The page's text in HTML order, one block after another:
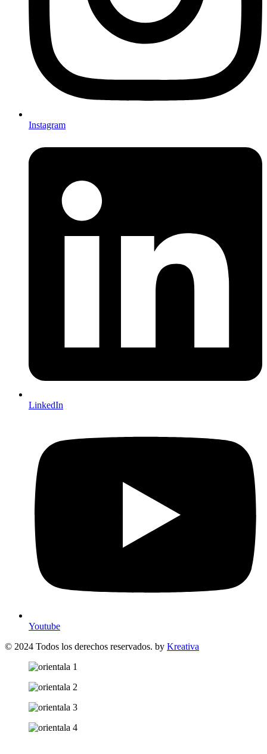
Instagram
LinkedIn
Youtube
© 2024 Todos los derechos reservados. by Kreativa